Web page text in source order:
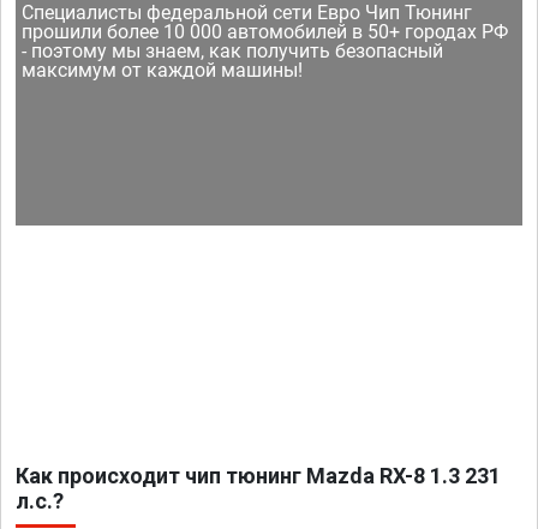
Специалисты федеральной сети Евро Чип Тюнинг
прошили более 10 000 автомобилей в 50+ городах РФ
- поэтому мы знаем, как получить безопасный
максимум от каждой машины!
Как происходит чип тюнинг Mazda RX-8 1.3 231
л.с.?